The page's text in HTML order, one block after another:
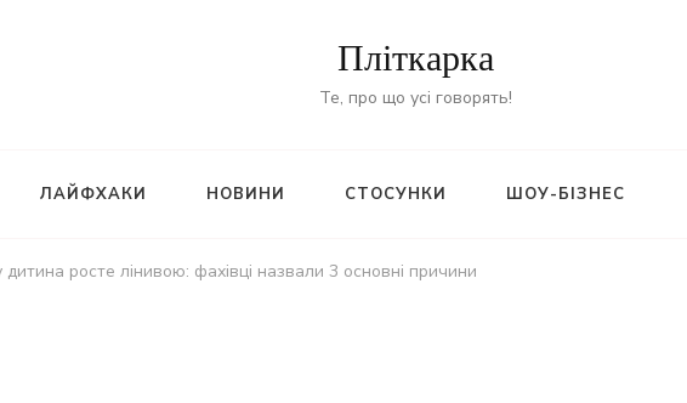
Пліткарка
Те, про що усі говорять!
ЛАЙФХАКИ НОВИНИ СТОСУНКИ ШОУ-БІЗНЕС
дитина росте лінивою: фахівці назвали 3 основні причини